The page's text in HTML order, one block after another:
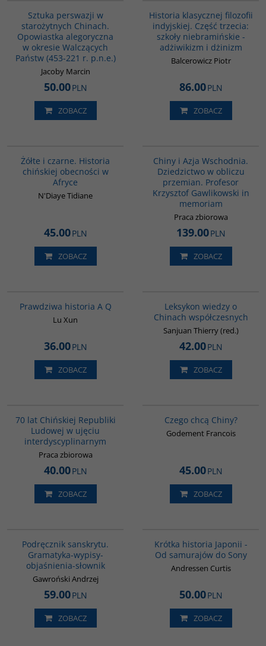
Sztuka perswazji w
starożytnych Chinach.
Opowiastka alegoryczna
w okresie Walczących
Państw (453-221 r. p.n.e.)
Jacoby Marcin
50.00PLN
ZOBACZ
Historia klasycznej filozofii
indyjskiej. Część trzecia:
szkoły niebramińskie -
adżiwikizm i dżinizm
Balcerowicz Piotr
86.00PLN
ZOBACZ
Żółte i czarne. Historia
chińskiej obecności w
Afryce
N'Diaye Tidiane
45.00PLN
ZOBACZ
Chiny i Azja Wschodnia.
Dziedzictwo w obliczu
przemian. Profesor
Krzysztof Gawlikowski in
memoriam
Praca zbiorowa
139.00PLN
ZOBACZ
Prawdziwa historia A Q
Lu Xun
36.00PLN
ZOBACZ
Leksykon wiedzy o
Chinach współczesnych
Sanjuan Thierry (red.)
42.00PLN
ZOBACZ
70 lat Chińskiej Republiki
Ludowej w ujęciu
interdyscyplinarnym
Praca zbiorowa
40.00PLN
ZOBACZ
Czego chcą Chiny?
Godement Francois
45.00PLN
ZOBACZ
Podręcznik sanskrytu.
Gramatyka-wypisy-
objaśnienia-słownik
Gawroński Andrzej
59.00PLN
ZOBACZ
Krótka historia Japonii -
Od samurajów do Sony
Andressen Curtis
50.00PLN
ZOBACZ